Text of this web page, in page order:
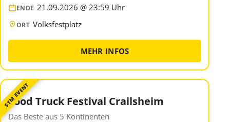
ENDE 21.09.2026 @ 23:59 Uhr
ORT Volksfestplatz
MEHR INFOS
STM EVENT
Food Truck Festival Crailsheim
Das Beste aus 5 Kontinenten